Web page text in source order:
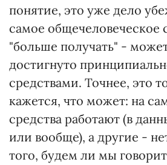
понятие, это уже дело
самое общечеловеческое
"больше получать" -
достигнуто
средствами. Точнее, это
кажется, что может: на
средства работают (в
или вообще), а другие -
того, будем ли мы